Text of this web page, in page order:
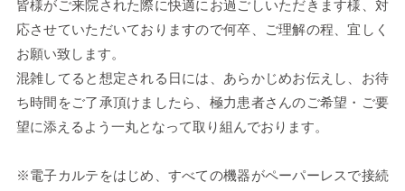
皆様がご来院された際に快適にお過ごしいただきます様、対
応させていただいておりますので何卒、ご理解の程、宜しく
お願い致します。
混雑してると想定される日には、あらかじめお伝えし、お待
ち時間をご了承頂けましたら、極力患者さんのご希望・ご要
望に添えるよう一丸となって取り組んでおります。
※電子カルテをはじめ、すべての機器がペーパーレスで接続